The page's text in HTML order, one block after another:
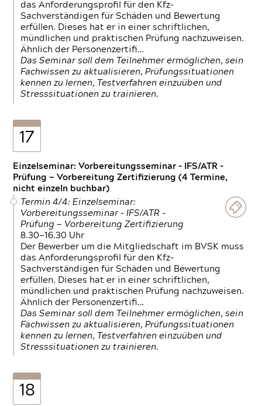
das Anforderungsprofil für den Kfz-
Sachverständigen für Schäden und Bewertung
erfüllen. Dieses hat er in einer schriftlichen,
mündlichen und praktischen Prüfung nachzuweisen.
Ähnlich der Personenzertifi…
Das Seminar soll dem Teilnehmer ermöglichen, sein
Fachwissen zu aktualisieren, Prüfungssituationen
kennen zu lernen, Testverfahren einzuüben und
Stresssituationen zu trainieren.
17
Einzelseminar: Vorbereitungsseminar - IFS/ATR -
Prüfung — Vorbereitung Zertifizierung (4 Termine,
nicht einzeln buchbar)
Termin 4/4: Einzelseminar:
Vorbereitungsseminar - IFS/ATR -
Prüfung — Vorbereitung Zertifizierung
8.30—16.30 Uhr
Der Bewerber um die Mitgliedschaft im BVSK muss
das Anforderungsprofil für den Kfz-
Sachverständigen für Schäden und Bewertung
erfüllen. Dieses hat er in einer schriftlichen,
mündlichen und praktischen Prüfung nachzuweisen.
Ähnlich der Personenzertifi…
Das Seminar soll dem Teilnehmer ermöglichen, sein
Fachwissen zu aktualisieren, Prüfungssituationen
kennen zu lernen, Testverfahren einzuüben und
Stresssituationen zu trainieren.
18